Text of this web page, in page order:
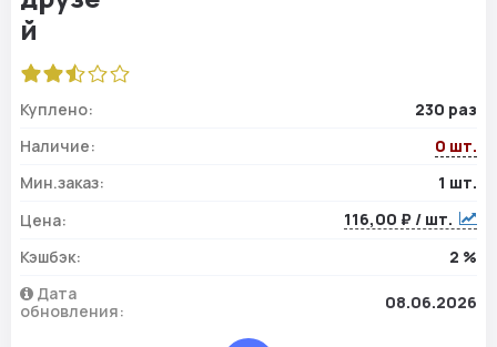
Куплено:
230 раз
Наличие:
0 шт.
Мин.заказ:
1 шт.
Цена:
116,00 ₽ / шт.
Кэшбэк:
2 %
Дата
обновления:
08.06.2026